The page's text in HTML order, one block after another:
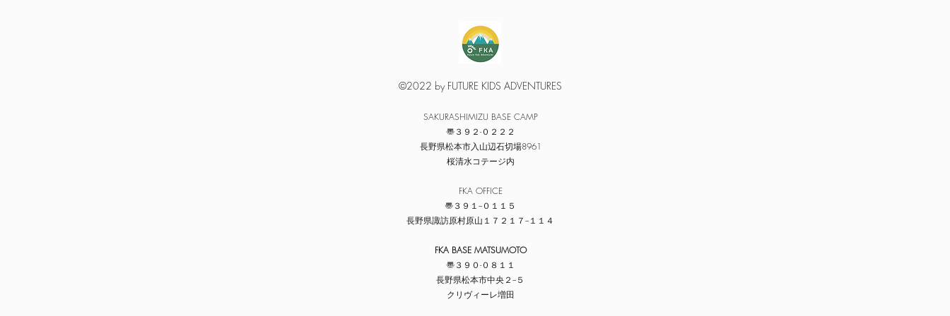
©2022 by FUTURE KIDS ADVENTURES
​SAKURASHIMIZU BASE CAMP
〠３９２-０２２２
​長野県松本市入山辺石切場8961
​桜清水コテージ内
​FKA OFFICE
〠３９１−０１１５
​長野県諏訪原村原山１７２１７−１１４
FKA BASE MATSUMOTO
〠３９０-０８１１
​長野県松本市中央２−５
​クリヴィーレ増田